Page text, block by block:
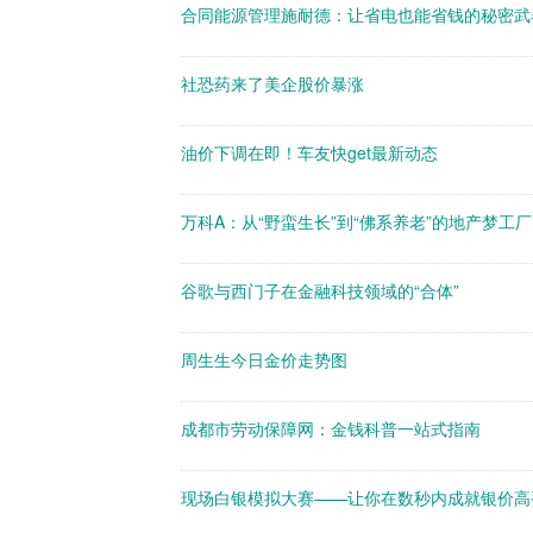
合同能源管理施耐德：让省电也能省钱的秘密
社恐药来了美企股价暴涨
油价下调在即！车友快get最新动态
万科A：从“野蛮生长”到“佛系养老”的地产梦工厂
谷歌与西门子在金融科技领域的“合体”
周生生今日金价走势图
成都市劳动保障网：金钱科普一站式指南
现场白银模拟大赛——让你在数秒内成就银价